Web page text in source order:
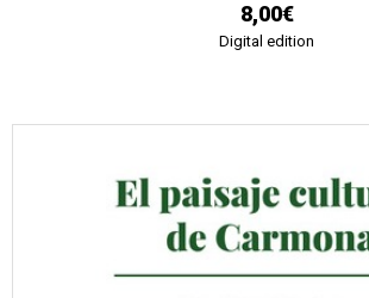
8,00€
Digital edition